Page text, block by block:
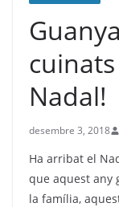
Nadal!
desembre 3, 2018
Ha arribat el
que aquest any
la família,